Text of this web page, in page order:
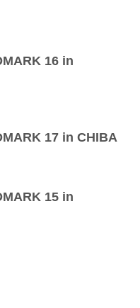
16 in
17 in CHIBA
15 in